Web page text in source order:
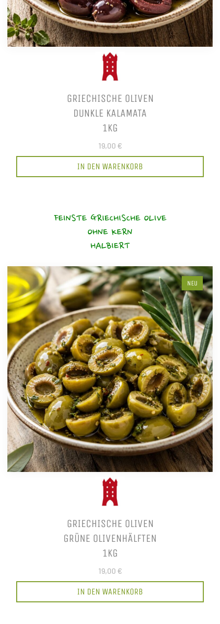
GRIECHISCHE OLIVEN
DUNKLE KALAMATA
1KG
19,00 €
IN DEN WARENKORB
FEINSTE GRIECHISCHE OLIVE
OHNE KERN
HALBIERT
NEU
GRIECHISCHE OLIVEN
GRÜNE OLIVENHÄLFTEN
1KG
19,00 €
IN DEN WARENKORB